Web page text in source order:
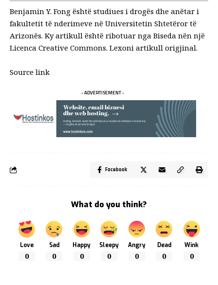
Benjamin Y. Fong është studiues i drogës dhe anëtar i
fakultetit të nderimeve në Universitetin Shtetëror të
Arizonës. Ky artikull është ribotuar nga Biseda nën një
Licenca Creative Commons. Lexoni artikull origjinal.
Source link
- ADVERTISEMENT -
Facebook
What do you think?
Love
0
Sad
0
Happy
0
Sleepy
0
Angry
0
Dead
0
Wink
0